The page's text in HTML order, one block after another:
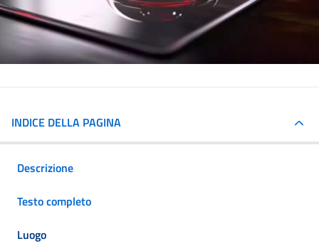
INDICE DELLA PAGINA
Descrizione
Testo completo
Luogo